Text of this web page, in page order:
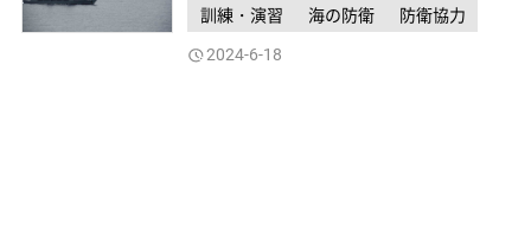
訓練・演習 海の防衛 防衛協力
2024-6-18